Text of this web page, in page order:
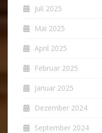
Juli 2025
Mai 2025
April 2025
Februar 2025
Januar 2025
Dezember 2024
September 2024